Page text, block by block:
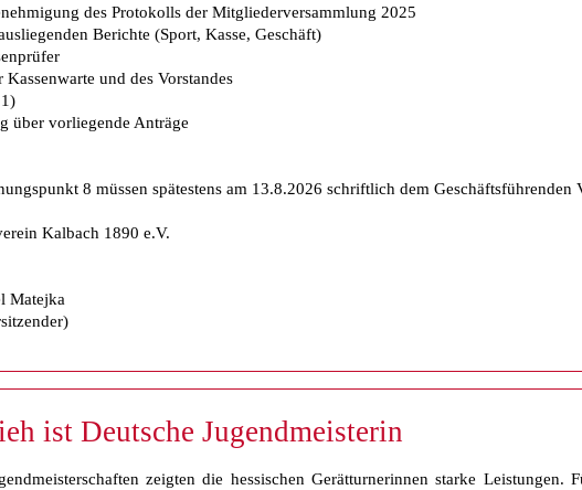
des Protokolls der Mitgliederversammlung 2025
Berichte (Sport, Kasse, Geschäft)
und des Vorstandes
über vorliegende Anträge
8 müssen spätestens am 13.8.2026 schriftlich dem Geschäftsführenden
Kalbach 1890 e.V.
Matejka
ist Deutsche Jugendmeisterin
zeigten die hessischen Gerätturnerinnen starke Leistungen.